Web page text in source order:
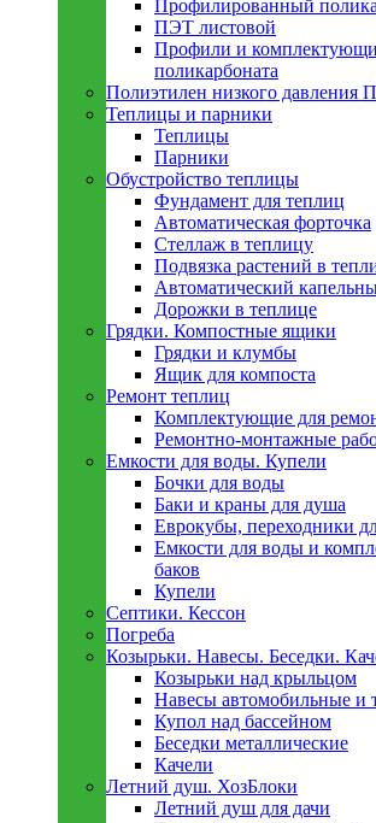
Профилированный
ПЭТ листовой
Профили и
поликарбоната
Полиэтилен низкого давления
Теплицы и парники
Теплицы
Парники
Обустройство теплицы
Фундамент для теплиц
Автоматическая форточка
Стеллаж в теплицу
Подвязка растений в
Автоматический
Дорожки в теплице
Грядки. Компостные ящики
Грядки и клумбы
Ящик для компоста
Ремонт теплиц
Комплектующие для
Ремонтно-монтажные
Емкости для воды. Купели
Бочки для воды
Баки и краны для душа
Еврокубы, переходники
Емкости для воды и
баков
Купели
Септики. Кессон
Погреба
Козырьки. Навесы. Беседки.
Козырьки над крыльцом
Навесы автомобильные и
Купол над бассейном
Беседки металлическиe
Качели
Летний душ. ХозБлоки
Летний душ для дачи